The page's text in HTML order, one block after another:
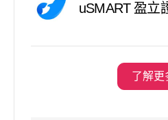
uSMART 盈立
了解更